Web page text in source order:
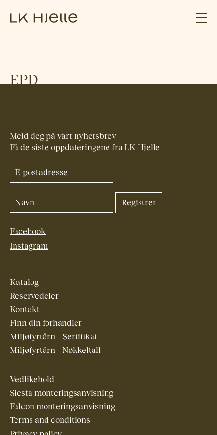
EPD
Meld deg på vårt nyhetsbrev
Få de siste oppdateringene fra LK Hjelle
Facebook
Instagram
Katalog
Reservedeler
Kontakt
Finn din forhandler
Miljøfyrtårn – Sertifikat
Miljøfyrtårn – Nøkkeltall
Vedlikehold
Siesta monteringsanvisning
Falcon monteringsanvisning
Terms and conditions